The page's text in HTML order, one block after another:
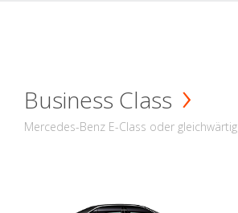
Business Class
Mercedes-Benz E-Class oder gleichwärtig